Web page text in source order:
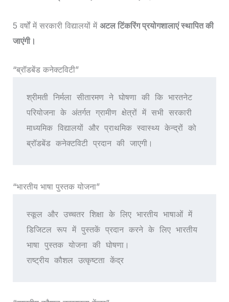
5 वर्षों में सरकारी विद्यालयों मेंअटल टिंकरिंग प्रयोगशालाएं स्थापित की
जाएंगी।
“ब्रॉडबेंड कनेक्टविटी”
श्रीमती निर्मला सीतारमण ने घोषणा की कि भारतनेट
परियोजना के अंतर्गत ग्रामीण क्षेत्रों में सभी सरकारी
माध्यमिक विद्यालयों और प्राथमिक स्वास्थ्य केन्द्रों को
ब्रॉडबेंड कनेक्टविटी प्रदान की जाएगी।
“भारतीय भाषा पुस्तक योजना”
स्कूल और उच्चतर शिक्षा के लिए भारतीय भाषाओं में
डिजिटल रूप में पुस्तकें प्रदान करने के लिए भारतीय
भाषा पुस्तक योजना की घोषणा।
राष्ट्रीय कौशल उत्कृष्टता केंद्र